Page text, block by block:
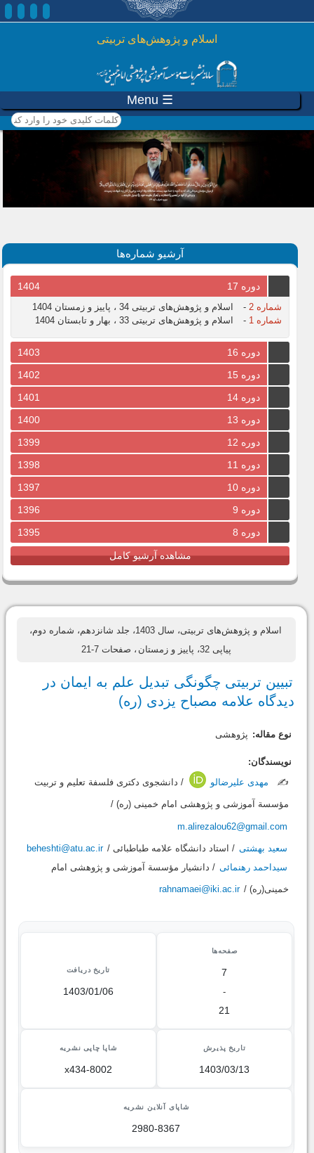
رفتن به محتوای اصلی
اسلام و پژوهش‌های تربیتی
☰ Menu
کلمات کلیدی خود را وارد
کنید
آرشیو شماره‌ها
دوره 17 1404
شماره 2 -
اسلام و پژوهش‌های تربیتی 34 ، پاییز و زمستان 1404
شماره 1
- اسلام و پژوهش‌های تربیتی 33 ، بهار و تابستان 1404
دوره 16
1403
دوره 15
1402
دوره 14
1401
دوره 13
1400
دوره 12
1399
دوره 11
1398
دوره 10
1397
دوره 9
1396
دوره 8
1395
مشاهده آرشیو کامل
اسلام و پژوهش‌های تربیتی، سال 1403، جلد شانزدهم، شماره دوم،
پیاپی 32، پاییز و زمستان
، صفحات 7-21
تبیین تربیتی چگونگی تبدیل علم به ایمان در
دیدگاه علامه مصباح یزدی (ره)
نوع مقاله: پژوهشی
نویسندگان:
✍️
مهدی علیرضالو / دانشجوی دکتری فلسفة تعلیم و تربیت
مؤسسة آموزشی و پژوهشی امام خمینی (ره) /
m.alirezalou62@gmail.com
سعید بهشتی / استاد دانشگاه علامه طباطبائی / beheshti@atu.ac.ir
سیداحمد رهنمائی / دانشیار مؤسسة آموزشی و پژوهشی امام
خمینی(ره) / rahnamaei@iki.ac.ir
صفحه‌ها
7
-
21
تاریخ دریافت
1403/01/06
تاریخ پذیرش
1403/03/13
شاپا چاپی نشریه
x434-8002
شاپای آنلاین نشریه
2980-8367